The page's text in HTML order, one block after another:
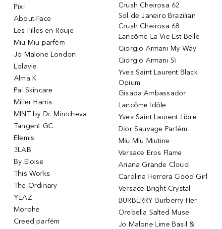
Pixi
About-Face
Les Filles en Rouje
Miu Miu parfém
Jo Malone London
Lolavie
Alma K
Pai Skincare
Miller Harris
MINT by Dr. Mintcheva
Tangent GC
Elemis
3LAB
By Eloise
This Works
The Ordinary
YEAZ
Morphe
Creed parfém
Crush Cheirosa 62
Sol de Janeiro Brazilian
Crush Cheirosa 68
Lancôme La Vie Est Belle
Giorgio Armani My Way
Giorgio Armani Sì
Yves Saint Laurent Black
Opium
Gisada Ambassador
Lancôme Idôle
Yves Saint Laurent Libre
Dior Sauvage Parfém
Miu Miu Miutine
Versace Eros Flame
Ariana Grande Cloud
Carolina Herrera Good Girl
Versace Bright Crystal
BURBERRY Burberry Her
Orebella Salted Muse
Jo Malone Lime Basil &